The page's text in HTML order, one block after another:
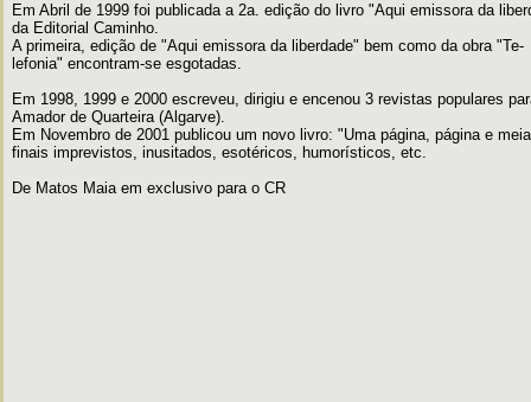
Em Abril de 1999 foi publicada a 2a. edição do livro "Aqui emissora da
da Editorial Caminho.
A primeira, edição de "Aqui emissora da liberdade" bem como da obra "Te-
lefonia" encontram-se esgotadas.
Em 1998, 1999 e 2000 escreveu, dirigiu e encenou 3 revistas populares
Amador de Quarteira (Algarve).
Em Novembro de 2001 publicou um novo livro: "Uma página, página e
finais imprevistos, inusitados, esotéricos, humorísticos, etc.
De Matos Maia em exclusivo para o CR